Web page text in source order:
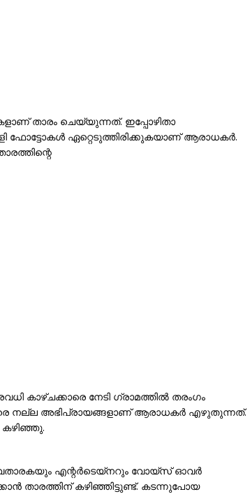
താരം ചെയ്യുന്നത്. ഇപ്പോഴിതാ
ഫോട്ടോകൾ ഏറ്റെടുത്തിരിക്കുകയാണ് ആരാധകർ.
കാഴ്ചക്കാരെ നേടി ഗ്രാമത്തിൽ തരംഗം
നല്ല അഭിപ്രായങ്ങളാണ് ആരാധകർ എഴുതുന്നത്.
എന്റർടെയ്‌നറും വോയ്‌സ് ഓവർ
താരത്തിന് കഴിഞ്ഞിട്ടുണ്ട്. കടന്നുപോയ